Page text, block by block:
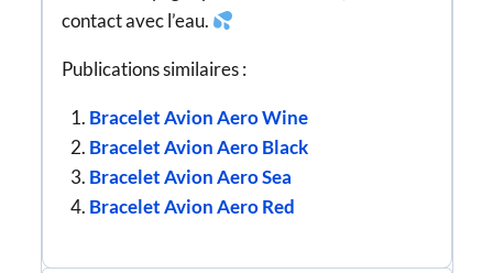
contact avec l’eau.
Publications similaires :
Bracelet Avion Aero Wine
Bracelet Avion Aero Black
Bracelet Avion Aero Sea
Bracelet Avion Aero Red